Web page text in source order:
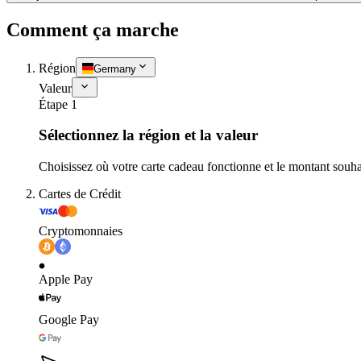
Comment ça marche
Région Germany
Valeur
Étape 1
Sélectionnez la région et la valeur
Choisissez où votre carte cadeau fonctionne et le montant
Cartes de Crédit
Cryptomonnaies
Apple Pay
Google Pay